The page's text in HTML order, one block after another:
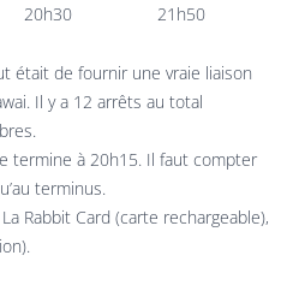
20h30
21h50
était de fournir une vraie liaison
Il y a 12 arrêts au total
termine à 20h15. Il faut compter
terminus.
Rabbit Card (carte rechargeable),